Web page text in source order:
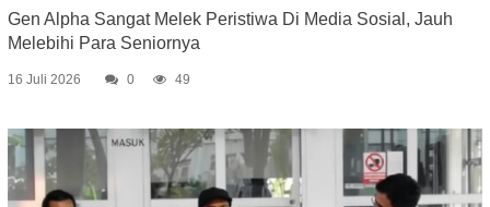
Gen Alpha Sangat Melek Peristiwa Di Media Sosial, Jauh
Melebihi Para Seniornya
16 Juli 2026 0 49